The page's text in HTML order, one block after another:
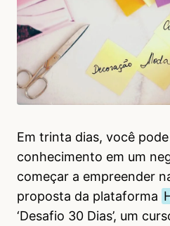
Em trinta dias, você
conhecimento em um
começar a empreender
proposta da plataforma
‘Desafio 30 Dias’, um